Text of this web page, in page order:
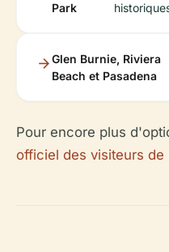
Park
Glen Burnie, Riviera
Beach et Pasadena
Pour encore plus
officiel des visiteurs de